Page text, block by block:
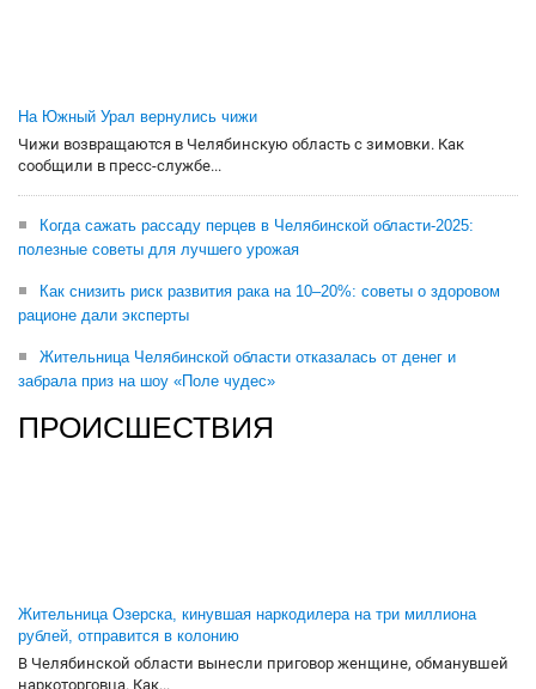
На Южный Урал вернулись чижи
Чижи возвращаются в Челябинскую область с зимовки. Как
сообщили в пресс-службе...
Когда сажать рассаду перцев в Челябинской области-2025:
полезные советы для лучшего урожая
Как снизить риск развития рака на 10–20%: советы о здоровом
рационе дали эксперты
Жительница Челябинской области отказалась от денег и
забрала приз на шоу «Поле чудес»
ПРОИСШЕСТВИЯ
Жительница Озерска, кинувшая наркодилера на три миллиона
рублей, отправится в колонию
В Челябинской области вынесли приговор женщине, обманувшей
наркоторговца. Как...